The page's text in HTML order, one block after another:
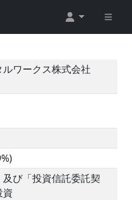
ワークス株式会社
及び「投資信託委託契
資